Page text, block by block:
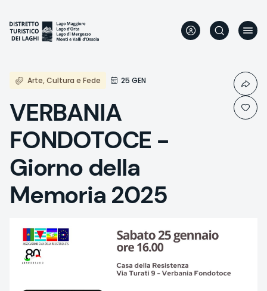
main
content
Arte, Cultura e Fede 25 GEN
VERBANIA
FONDOTOCE -
Giorno della
Memoria 2025